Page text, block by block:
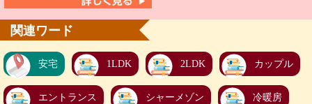
関連ワード
安宅 1LDK 2LDK カップル
エントランス シャーメゾン 冷暖房